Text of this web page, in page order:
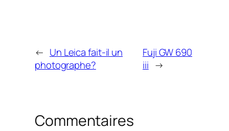
← Un Leica fait-il un
photographe?
Fuji GW 690
iii →
Commentaires